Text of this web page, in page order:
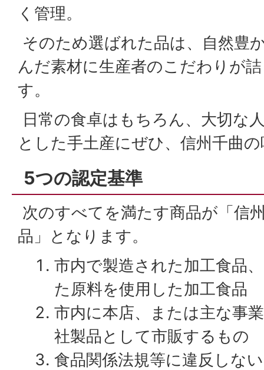
く管理。
そのため選ばれた品は、自然豊
んだ素材に生産者のこだわりが
す。
日常の食卓はもちろん、大切な
とした手土産にぜひ、信州千曲
5つの認定基準
次のすべてを満たす商品が「信
品」となります。
市内で製造された加工食品
た原料を使用した加工食品
市内に本店、または主な事
社製品として市販するもの
食品関係法規等に違反しな